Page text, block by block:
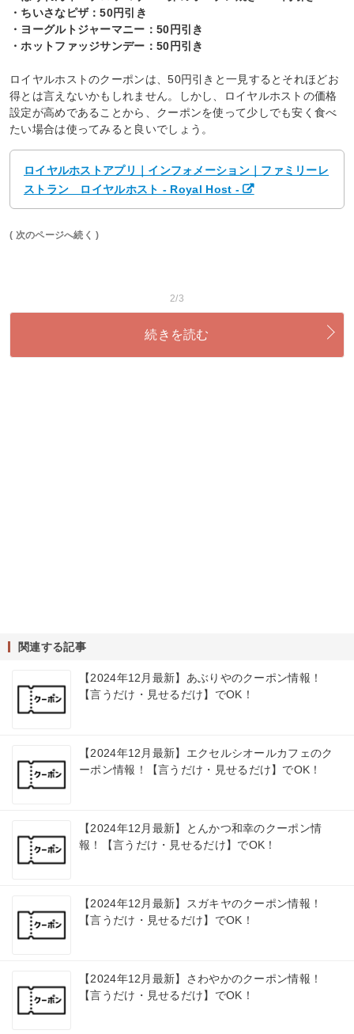
・ちいさなピザ：50円引き
・ヨーグルトジャーマニー：50円引き
・ホットファッジサンデー：50円引き
ロイヤルホストのクーポンは、50円引きと一見するとそれほどお
得とは言えないかもしれません。しかし、ロイヤルホストの価格
設定が高めであることから、クーポンを使って少しでも安く食べ
たい場合は使ってみると良いでしょう。
ロイヤルホストアプリ｜インフォメーション｜ファミリーレ
ストラン ロイヤルホスト - Royal Host -
( 次のページへ続く )
2/3
続きを読む
関連する記事
【2024年12月最新】あぶりやのクーポン情報！
【言うだけ・見せるだけ】でOK！
【2024年12月最新】エクセルシオールカフェのク
ーポン情報！【言うだけ・見せるだけ】でOK！
【2024年12月最新】とんかつ和幸のクーポン情
報！【言うだけ・見せるだけ】でOK！
【2024年12月最新】スガキヤのクーポン情報！
【言うだけ・見せるだけ】でOK！
【2024年12月最新】さわやかのクーポン情報！
【言うだけ・見せるだけ】でOK！